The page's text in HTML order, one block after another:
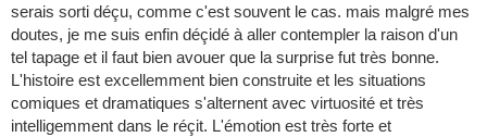
serais sorti déçu, comme c'est souvent le cas. mais malgré mes
doutes, je me suis enfin déçidé à aller contempler la raison d'un
tel tapage et il faut bien avouer que la surprise fut très bonne.
L'histoire est excellemment bien construite et les situations
comiques et dramatiques s'alternent avec virtuosité et très
intelligemment dans le réçit. L'émotion est très forte et